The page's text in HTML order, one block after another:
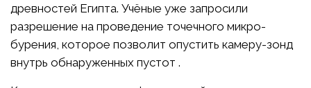
древностей Египта. Учёные уже запросили
разрешение на проведение точечного микро-
бурения, которое позволит опустить камеру-зонд
внутрь обнаруженных пустот .